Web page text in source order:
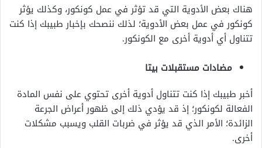
هناك بعض الأدوية التي قد تؤثر في عمل كونكور، وكذلك يؤثر
كونكور في عمل بعض الأدوية؛ لذلك ننصحك بإخبار طبيبك إذا كنت
تتناول أي أدوية أخرى مع الكونكور.
مضادات مستقبلات بيتا
أخبر طبيبك إذا كنت تتناول أدوية أخرى تحتوي على نفس المادة
الفعالة لكونكور؛ إذ قد يؤدي ذلك إلى ظهور أعراض الجرعة
الزائدة؛ الأمر الذي قد يؤثر في ضربات القلب ويسبب مشكلات
أخرى.